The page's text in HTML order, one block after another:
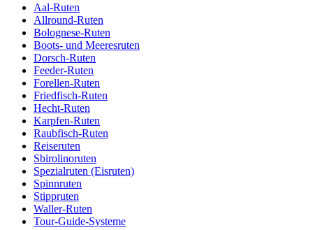
Aal-Ruten
Allround-Ruten
Bolognese-Ruten
Boots- und Meeresruten
Dorsch-Ruten
Feeder-Ruten
Forellen-Ruten
Friedfisch-Ruten
Hecht-Ruten
Karpfen-Ruten
Raubfisch-Ruten
Reiseruten
Sbirolinoruten
Spezialruten (Eisruten)
Spinnruten
Stippruten
Waller-Ruten
Tour-Guide-Systeme